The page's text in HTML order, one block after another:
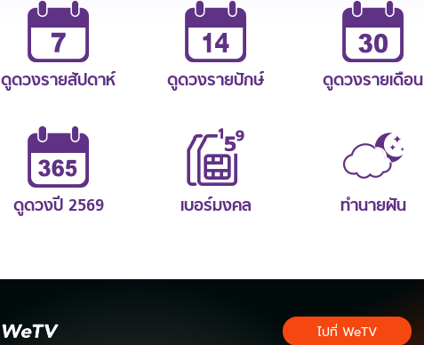
ดูดวงรายสัปดาห์ ดูดวงรายปักษ์ ดูดวงรายเดือน
ดูดวงปี 2569 เบอร์มงคล ทำนายฝัน
ไปที่ WeTV